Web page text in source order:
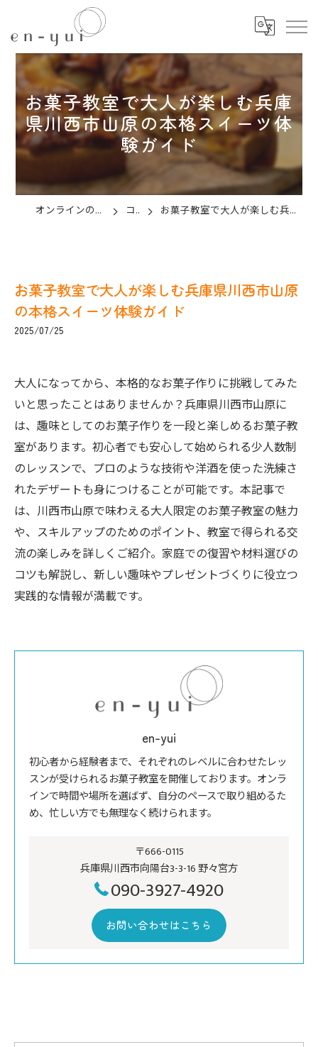
お菓子教室で大人が楽しむ兵庫
県川西市山原の本格スイーツ体
験ガイド
オンラインのお菓子教室ならen-yui コラム お菓子教室で大人が楽しむ兵庫県川西市山原の本格スイーツ体験ガイド
お菓子教室で大人が楽しむ兵庫県川西市山原
の本格スイーツ体験ガイド
2025/07/25
大人になってから、本格的なお菓子作りに挑戦してみた
いと思ったことはありませんか？兵庫県川西市山原に
は、趣味としてのお菓子作りを一段と楽しめるお菓子教
室があります。初心者でも安心して始められる少人数制
のレッスンで、プロのような技術や洋酒を使った洗練さ
れたデザートも身につけることが可能です。本記事で
は、川西市山原で味わえる大人限定のお菓子教室の魅力
や、スキルアップのためのポイント、教室で得られる交
流の楽しみを詳しくご紹介。家庭での復習や材料選びの
コツも解説し、新しい趣味やプレゼントづくりに役立つ
実践的な情報が満載です。
en-yui
初心者から経験者まで、それぞれのレベルに合わせたレッ
スンが受けられるお菓子教室を開催しております。オンラ
インで時間や場所を選ばず、自分のペースで取り組めるた
め、忙しい方でも無理なく続けられます。
〒666-0115
兵庫県川西市向陽台3-3-16 野々宮方
090-3927-4920
お問い合わせはこちら